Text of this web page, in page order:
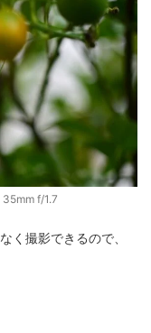
f/1.7
く撮影できるので、